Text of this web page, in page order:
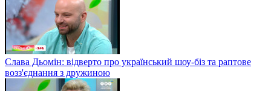
Слава Дьомін: відверто про український шоу-біз та раптове
возз'єднання з дружиною